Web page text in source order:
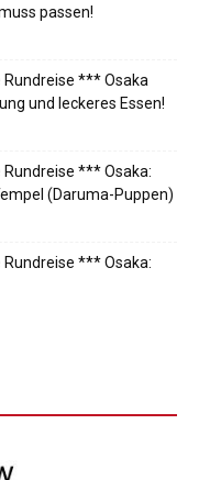
passen!
*** Osaka
und leckeres Essen!
*** Osaka:
(Daruma-Puppen)
*** Osaka: